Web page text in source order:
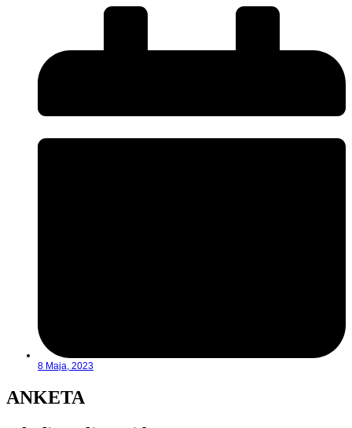
8 Maja, 2023
ANKETA